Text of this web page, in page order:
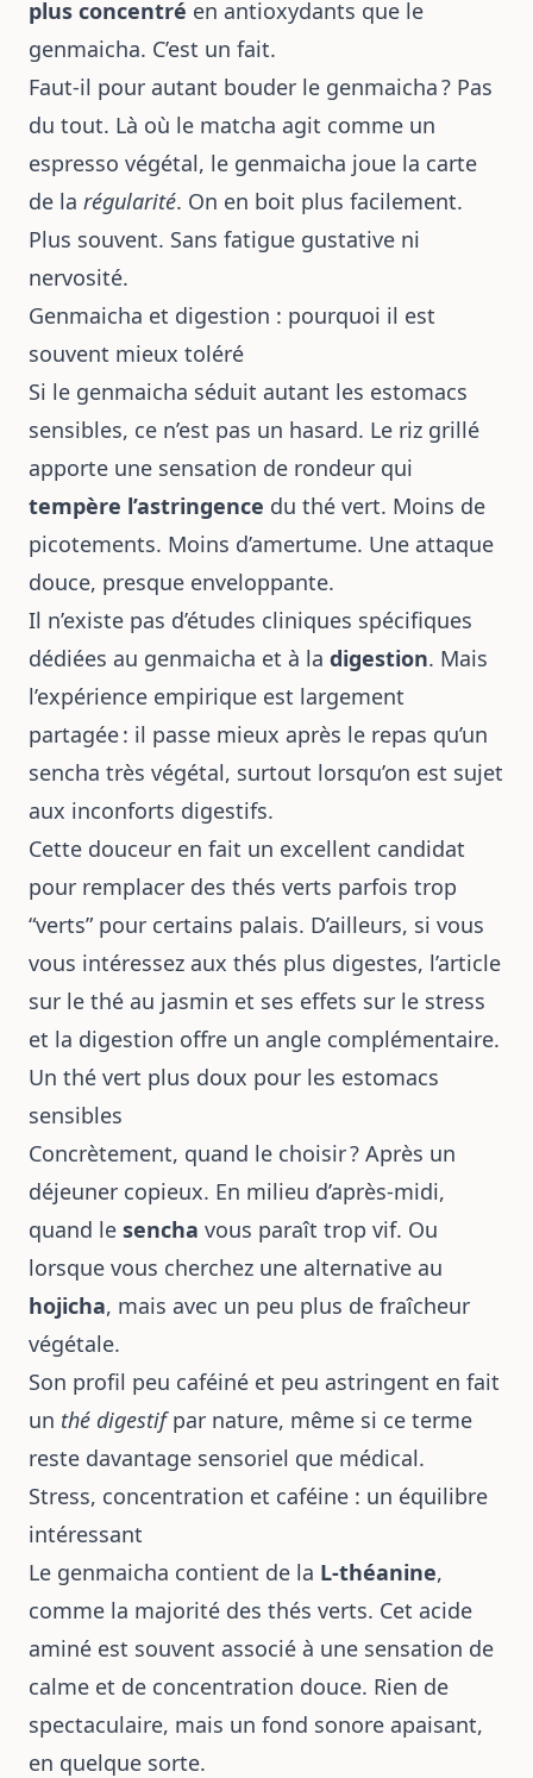
plus concentré en antioxydants que le
genmaicha. C’est un fait.
Faut-il pour autant bouder le genmaicha ? Pas
du tout. Là où le matcha agit comme un
espresso végétal, le genmaicha joue la carte
de la régularité. On en boit plus facilement.
Plus souvent. Sans fatigue gustative ni
nervosité.
Genmaicha et digestion : pourquoi il est
souvent mieux toléré
Si le genmaicha séduit autant les estomacs
sensibles, ce n’est pas un hasard. Le riz grillé
apporte une sensation de rondeur qui
tempère l’astringence du thé vert. Moins de
picotements. Moins d’amertume. Une attaque
douce, presque enveloppante.
Il n’existe pas d’études cliniques spécifiques
dédiées au genmaicha et à la digestion. Mais
l’expérience empirique est largement
partagée : il passe mieux après le repas qu’un
sencha très végétal, surtout lorsqu’on est sujet
aux inconforts digestifs.
Cette douceur en fait un excellent candidat
pour remplacer des thés verts parfois trop
“verts” pour certains palais. D’ailleurs, si vous
vous intéressez aux thés plus digestes, l’article
sur le thé au jasmin et ses effets sur le stress
et la digestion offre un angle complémentaire.
Un thé vert plus doux pour les estomacs
sensibles
Concrètement, quand le choisir ? Après un
déjeuner copieux. En milieu d’après-midi,
quand le sencha vous paraît trop vif. Ou
lorsque vous cherchez une alternative au
hojicha, mais avec un peu plus de fraîcheur
végétale.
Son profil peu caféiné et peu astringent en fait
un thé digestifpar nature, même si ce terme
reste davantage sensoriel que médical.
Stress, concentration et caféine : un équilibre
intéressant
Le genmaicha contient de la L-théanine,
comme la majorité des thés verts. Cet acide
aminé est souvent associé à une sensation de
calme et de concentration douce. Rien de
spectaculaire, mais un fond sonore apaisant,
en quelque sorte.